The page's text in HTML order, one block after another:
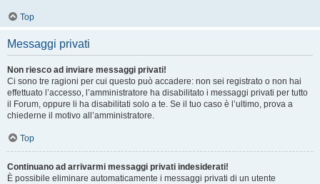
Top
Messaggi privati
Non riesco ad inviare messaggi privati!
Ci sono tre ragioni per cui questo può accadere: non sei registrato o non hai
effettuato l’accesso, l’amministratore ha disabilitato i messaggi privati per tutto
il Forum, oppure li ha disabilitati solo a te. Se il tuo caso è l’ultimo, prova a
chiederne il motivo all’amministratore.
Top
Continuano ad arrivarmi messaggi privati indesiderati!
È possibile eliminare automaticamente i messaggi privati ​​di un utente